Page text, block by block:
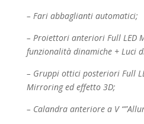
– Fari abbaglianti automatici;
– Proiettori anteriori Full LED
funzionalità dinamiche + Luci
– Gruppi ottici posteriori Full
Mirroring ed effetto 3D;
– Calandra anteriore a V